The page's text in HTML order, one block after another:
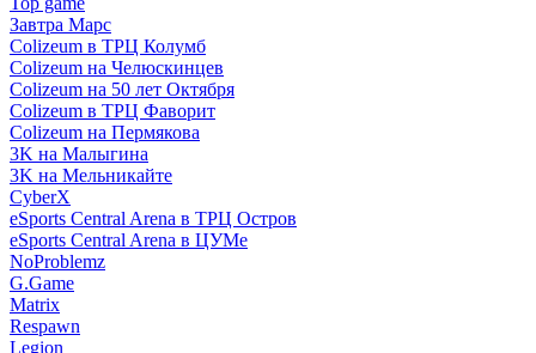
Завтра Марс
Colizeum в ТРЦ Колумб
Colizeum на Челюскинцев
Colizeum на 50 лет Октября
Colizeum в ТРЦ Фаворит
Colizeum на Пермякова
3K на Малыгина
3K на Мельникайте
CyberX
eSports Central Arena в ТРЦ Остров
eSports Central Arena в ЦУМе
NoProblemz
G.Game
Matrix
Respawn
Legion